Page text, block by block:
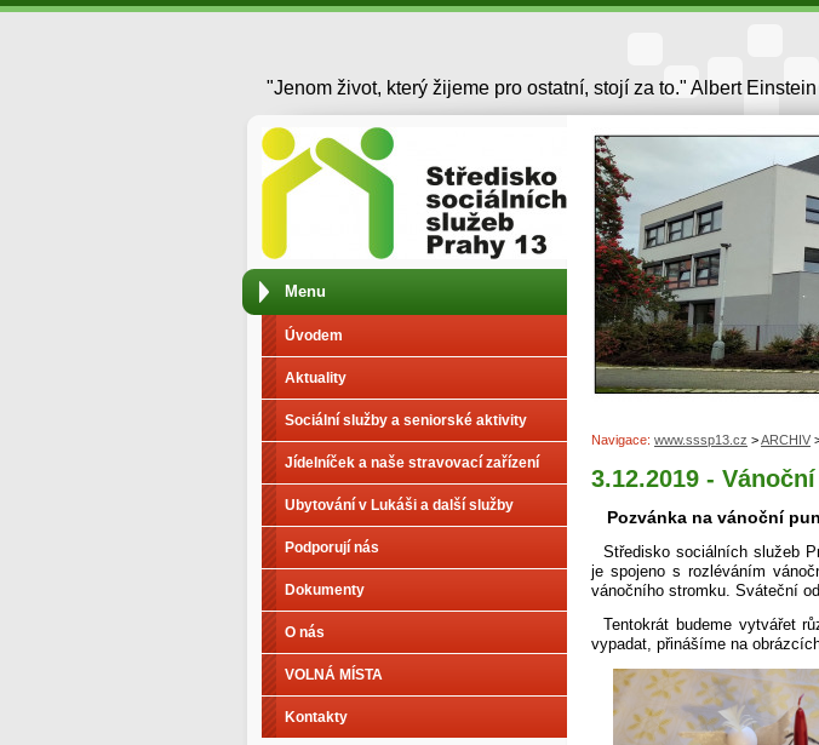
"Jenom život, který žijeme pro ostatní, stojí za to." Albert Einstein
Menu
Úvodem
Aktuality
Sociální služby a seniorské aktivity
Jídelníček a naše stravovací zařízení
Ubytování v Lukáši a další služby
Podporují nás
Dokumenty
O nás
VOLNÁ MÍSTA
Kontakty
Navigace: www.sssp13.cz >ARCHIV
3.12.2019 -
Pozvánka na vánoční
Středisko sociálních služeb
je spojeno s rozléváním
vánočního stromku. Sváteční
Tentokrát budeme vytvářet
vypadat, přinášíme na